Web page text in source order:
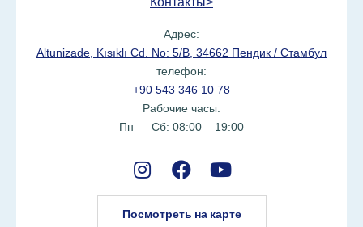
Адрес:
Altunizade, Kısıklı Cd. No: 5/B, 34662 Пендик / Стамбул
телефон:
+90 543 346 10 78
Рабочие часы:
Пн — Сб: 08:00 – 19:00
Посмотреть на карте